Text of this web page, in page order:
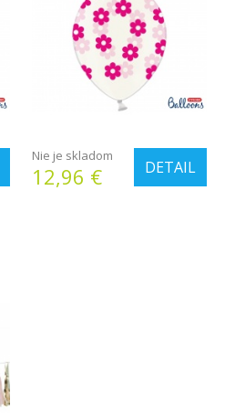
DETAIL
Nie je skladom
12,96 €